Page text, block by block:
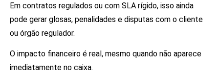
Em contratos regulados ou com SLA rígido, isso ainda
pode gerar glosas, penalidades e disputas com o cliente
ou órgão regulador.
O impacto financeiro é real, mesmo quando não aparece
imediatamente no caixa.